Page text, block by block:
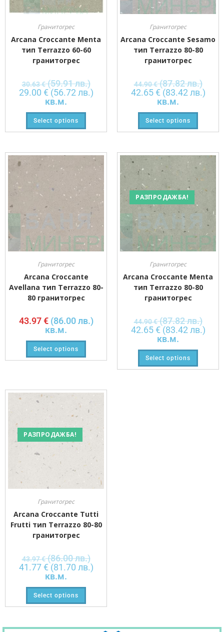
Гранитогрес
Arcana Croccante Menta
тип Terrazzo 60-60
гранитогрес
30.63€ (59.91 лв.)
29.00 € (56.72 лв.)
кв.м.
Select options
Гранитогрес
Arcana Croccante Sesamo
тип Terrazzo 80-80
гранитогрес
44.90€ (87.82 лв.)
42.65€ (83.42 лв.)
кв.м.
Select options
Гранитогрес
Arcana Croccante
Avellana тип Terrazzo 80-
80 гранитогрес
43.97€ (86.00 лв.)
кв.м.
Select options
РАЗПРОДАЖБА!
Гранитогрес
Arcana Croccante Menta
тип Terrazzo 80-80
гранитогрес
44.90€ (87.82 лв.)
42.65€ (83.42 лв.)
кв.м.
Select options
РАЗПРОДАЖБА!
Гранитогрес
Arcana Croccante Tutti
Frutti тип Terrazzo 80-80
гранитогрес
43.97€ (86.00 лв.)
41.77€ (81.70 лв.)
кв.м.
Select options